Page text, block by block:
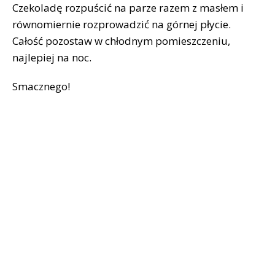
Czekoladę rozpuścić na parze razem z masłem i
równomiernie rozprowadzić na górnej płycie.
Całość pozostaw w chłodnym pomieszczeniu,
najlepiej na noc.
Smacznego!